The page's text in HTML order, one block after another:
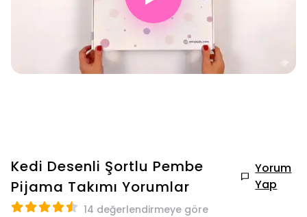
Kedi Desenli Şortlu Pembe
Pijama Takımı Yorumlar
Yorum
Yap
14 değerlendirmeye göre